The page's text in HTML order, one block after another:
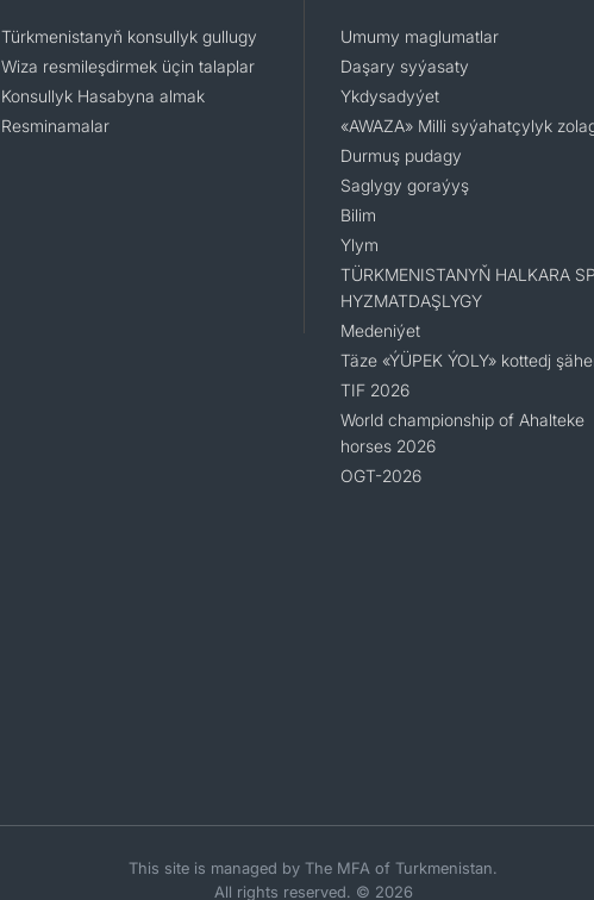
Türkmenistanyň konsullyk gullugy
Wiza resmileşdirmek üçin talaplar
Konsullyk Hasabyna almak
Resminamalar
Umumy maglumatlar
Daşary syýasaty
Ykdysadyýet
«AWAZA» Milli syýahatçylyk
Durmuş pudagy
Saglygy goraýyş
Bilim
Ylym
TÜRKMENISTANYŇ HALKARA
HYZMATDAŞLYGY
Medeniýet
Täze «ÝÜPEK ÝOLY» kottedj
TIF 2026
World championship of Ahalteke
horses 2026
OGT-2026
This site is managed by The MFA of Turkmenistan.
All rights reserved. © 2026